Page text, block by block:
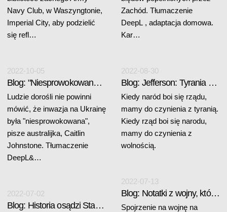
Navy Club, w Waszyngtonie,
Imperial City, aby podzielić
się refl…
Zachód. Tłumaczenie
DeepL , adaptacja domowa.
Kar…
2022-10-05
Blog: "Niesprowokowana" inwazja...
Ludzie dorośli nie powinni
mówić, że inwazja na Ukrainę
była "niesprowokowana",
pisze australijka, Caitlin
Johnstone. Tłumaczenie
DeepL&…
2022-08-30
Blog: Jefferson: Tyrania vs Wolność
Kiedy naród boi się rządu,
mamy do czynienia z tyranią.
Kiedy rząd boi się narodu,
mamy do czynienia z
wolnością.
2022-07-13
Blog: Notatki z wojny, która już nie jest newsem
Spojrzenie na wojnę na
2022-07-02
Blog: Historia osądzi Stany Zjednoczone i ich sojuszników